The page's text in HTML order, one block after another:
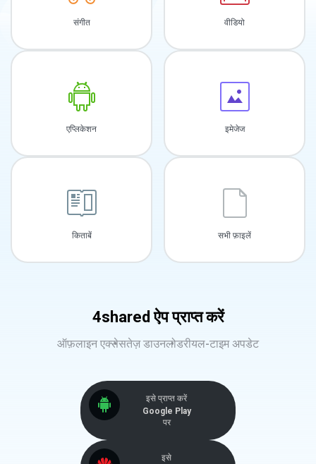
संगीत वीडियो
एप्लिकेशन इमेजेज
किताबें सभी फ़ाइलें
4shared ऐप प्राप्त करें
ऑफ़लाइन एक्सेसतेज़ डाउनलोडरीयल-टाइम अपडेट
इसे प्राप्त करें
Google Play
पर
इसे